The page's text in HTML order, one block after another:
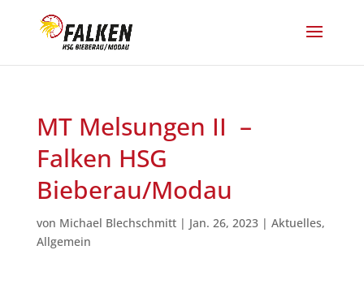
MT Melsungen II –
Falken HSG
Bieberau/Modau
von Michael Blechschmitt| Jan. 26, 2023| Aktuelles,
Allgemein